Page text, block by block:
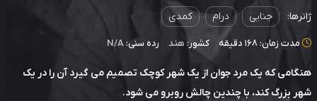
جنایی درام کمدی
مدت زمان: 168 دقیقه کشور:هند رده سنی:N/A
که یک مرد جوان از یک شهر کوچک تصمیم می گیرد آن را در یک
بزرگ کند، با چندین چالش روبرو می شود.